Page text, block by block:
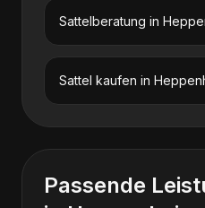
Sattelberatung in
Sattel kaufen in
Passende